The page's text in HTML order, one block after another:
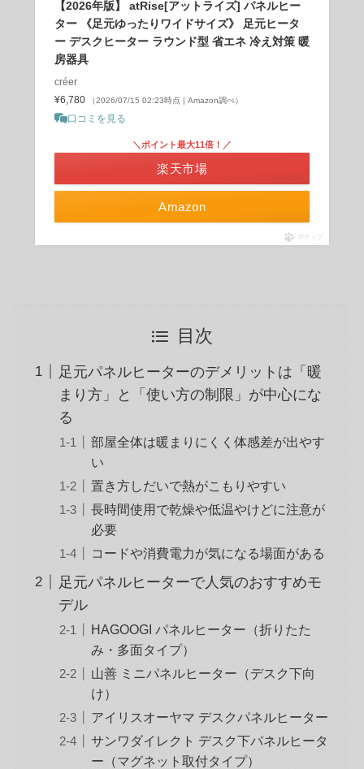
【2026年版】 atRise[アットライズ] パネルヒー
ター 《足元ゆったりワイドサイズ》 足元ヒータ
ー デスクヒーター ラウンド型 省エネ 冷え対策 暖
房器具
créer
¥6,780
（2026/07/15 02:23時点 | Amazon調べ）
口コミを見る
Amazon
＼ポイント最大11倍！／
楽天市場
ポチップ
目次
足元パネルヒーターのデメリットは「暖
まり方」と「使い方の制限」が中心にな
る
部屋全体は暖まりにくく体感差が出やす
い
置き方しだいで熱がこもりやすい
長時間使用で乾燥や低温やけどに注意が
必要
コードや消費電力が気になる場面がある
足元パネルヒーターで人気のおすすめモ
デル
HAGOOGI パネルヒーター（折りたた
み・多面タイプ）
山善 ミニパネルヒーター（デスク下向
け）
アイリスオーヤマ デスクパネルヒーター
サンワダイレクト デスク下パネルヒータ
ー（マグネット取付タイプ）